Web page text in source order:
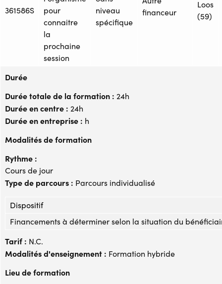
361586S
pour
connaitre
la
prochaine
session
niveau
spécifique
financeur
Loos
(59)
Durée
Durée totale de la formation : 24h
Durée en centre : 24h
Durée en entreprise : h
Modalités de formation
Rythme :
Cours de jour
Type de parcours : Parcours individualisé
Dispositif
Financements à déterminer selon la situation du
Tarif : N.C.
Modalités d'enseignement : Formation hybride
Lieu de formation